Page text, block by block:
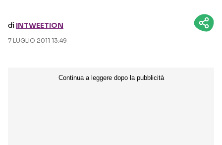
di INTWEETION
7 LUGLIO 2011 13:49